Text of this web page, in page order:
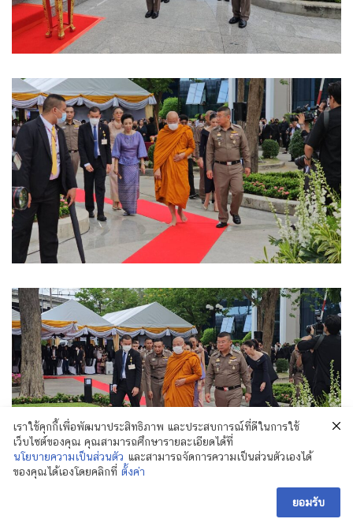
เราใช้คุกกี้เพื่อพัฒนาประสิทธิภาพ และประสบการณ์ที่ดีในการใช้
เว็บไซต์ของคุณ คุณสามารถศึกษารายละเอียดได้ที่
นโยบายความเป็นส่วนตัว และสามารถจัดการความเป็นส่วนตัวเองได้
ของคุณได้เองโดยคลิกที่ ตั้งค่า
ยอมรับ